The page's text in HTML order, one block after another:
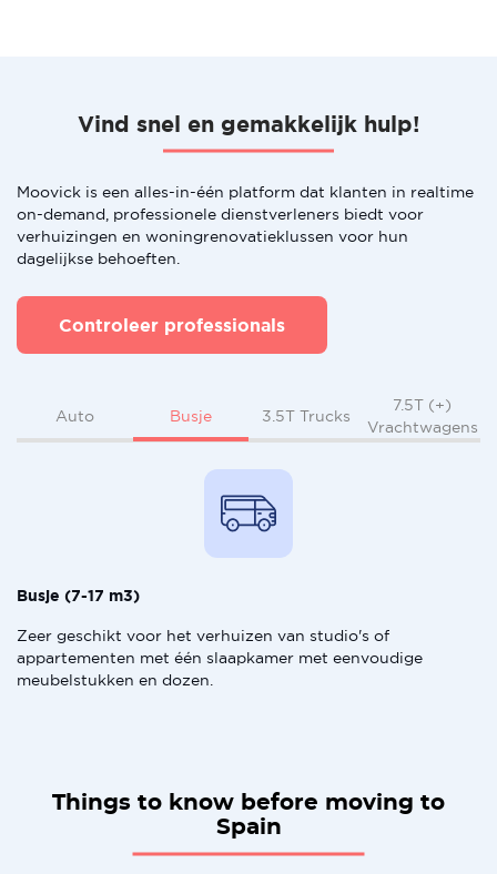
Vind snel en gemakkelijk hulp!
Moovick is een alles-in-één platform dat klanten in realtime
on-demand, professionele dienstverleners biedt voor
verhuizingen en woningrenovatieklussen voor hun
dagelijkse behoeften.
Controleer professionals
Auto Busje 3.5T Trucks
7.5T (+)
Vrachtwagens
Busje (7-17 m3)
Zeer geschikt voor het verhuizen van studio's of
appartementen met één slaapkamer met eenvoudige
meubelstukken en dozen.
Things to know before moving to
Spain